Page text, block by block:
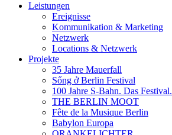
Leistungen
Ereignisse
Kommunikation & Marketing
Netzwerk
Locations & Netzwerk
Projekte
35 Jahre Mauerfall
Sống ở Berlin Festival
100 Jahre S-Bahn. Das Festival.
THE BERLIN MOOT
Fête de la Musique Berlin
Babylon Europa